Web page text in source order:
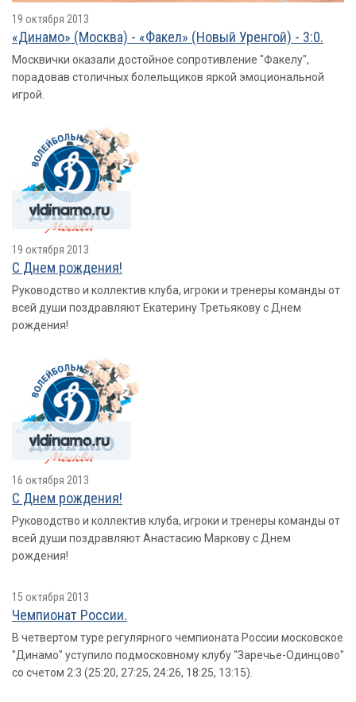
19 октября 2013
«Динамо» (Москва) - «Факел» (Новый Уренгой) - 3:0.
Москвички оказали достойное сопротивление "Факелу",
порадовав столичных болельщиков яркой эмоциональной
игрой.
19 октября 2013
С Днем рождения!
Руководство и коллектив клуба, игроки и тренеры команды от
всей души поздравляют Екатерину Третьякову с Днем
рождения!
16 октября 2013
С Днем рождения!
Руководство и коллектив клуба, игроки и тренеры команды от
всей души поздравляют Анастасию Маркову с Днем
рождения!
15 октября 2013
Чемпионат России.
В четвертом туре регулярного чемпионата России московское
"Динамо" уступило подмосковному клубу "Заречье-Одинцово"
со счетом 2:3 (25:20, 27:25, 24:26, 18:25, 13:15).